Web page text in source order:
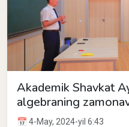
Akademik Shavkat
algebraning
ma’ruza qildi.
📅 4-May, 2024-yil 6:43